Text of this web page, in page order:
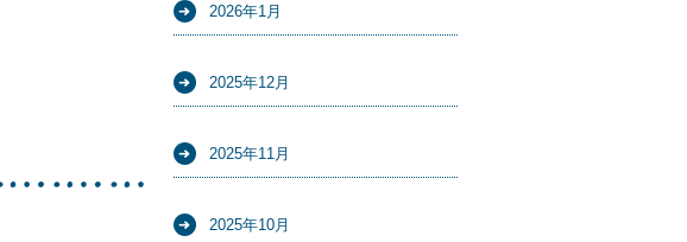
2026年1月
2025年12月
2025年11月
2025年10月